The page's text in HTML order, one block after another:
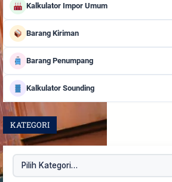
Kalkulator Impor Umum
Barang Kiriman
Barang Penumpang
Kalkulator Sounding
KATEGORI